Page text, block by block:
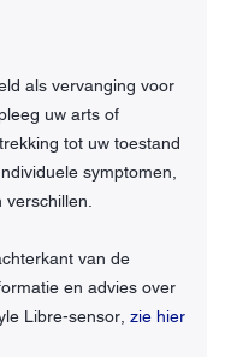
als vervanging voor
uw arts of
tot uw toestand
symptomen,
van de
en advies over
Libre-sensor, zie hier